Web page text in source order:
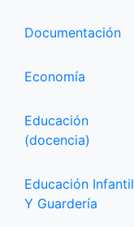
Documentación
Economía
Educación
(docencia)
Educación Infantil
Y Guardería